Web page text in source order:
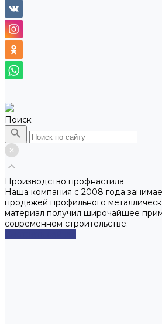
Поиск
Производство профнастила
Наша компания с 2008 года
продажей профильного
материал получил широчайшее
современном строительстве.